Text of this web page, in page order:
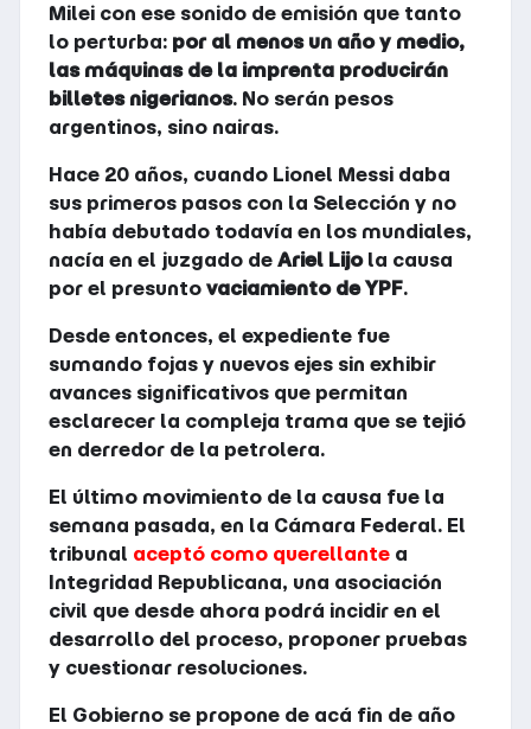
Milei con ese sonido de emisión que tanto
lo perturba: por al menos un año y medio,
las máquinas de la imprenta producirán
billetes nigerianos. No serán pesos
argentinos, sino nairas.
Hace 20 años, cuando Lionel Messi daba
sus primeros pasos con la Selección y no
había debutado todavía en los mundiales,
nacía en el juzgado de Ariel Lijola causa
por el presunto vaciamiento de YPF.
Desde entonces, el expediente fue
sumando fojas y nuevos ejes sin exhibir
avances significativos que permitan
esclarecer la compleja trama que se tejió
en derredor de la petrolera.
El último movimiento de la causa fue la
semana pasada, en la Cámara Federal. El
tribunal aceptó como querellante a
Integridad Republicana, una asociación
civil que desde ahora podrá incidir en el
desarrollo del proceso, proponer pruebas
y cuestionar resoluciones.
El Gobierno se propone de acá fin de año